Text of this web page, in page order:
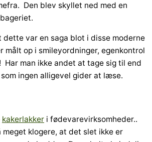
Den blev skyllet ned med en
dette var en saga blot i disse moderne
målt op i smileyordninger, egenkontrol
man ikke andet at tage sig til end
ingen alligevel gider at læse.
kakerlakker i fødevarevirksomheder..
meget klogere, at det slet ikke er